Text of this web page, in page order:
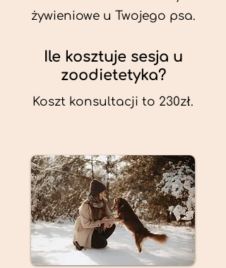
żywieniowe u Twojego psa.
Ile kosztuje sesja u
zoodietetyka?
Koszt konsultacji to 230zł.